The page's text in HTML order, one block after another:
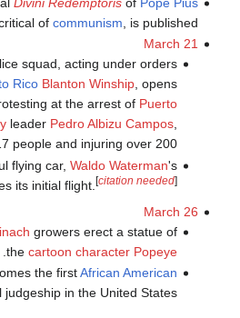
critical of communism , is published.
March 21
squad, acting under orders
Rico Blanton Winship, opens
at the arrest of Puerto
leader Pedro Albizu Campos,
people and injuring over 200.
flying car,Waldo Waterman's
its initial flight.[citation needed]
March 26
growers erect a statue of
thecartoon character Popeye
.
the firstAfrican American
in the United States.